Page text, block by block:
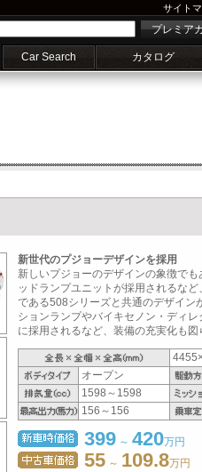
サイト
プレミア
Car Search カタログ
新世代のプジョーデザインを採用
新しいプジョーのデザインの象徴で
ッドランプユニットが採用されるな
である508シリーズと共通のデザイン
ションランプやバイキセノン・ディ
に採用されるなど、装備の充実化も
オープン
1598～1598
156～156
399 ～ 420万円
55 ～ 109.8万円